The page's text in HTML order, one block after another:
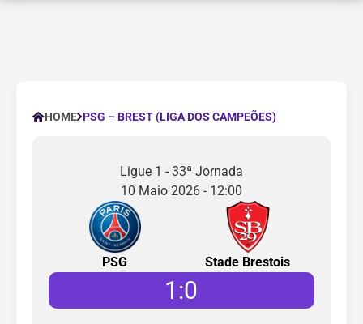
HOME PSG – BREST (LIGA DOS CAMPEÕES)
Ligue 1 - 33ª Jornada
10 Maio 2026 - 12:00
PSG Stade Brestois
1 :0